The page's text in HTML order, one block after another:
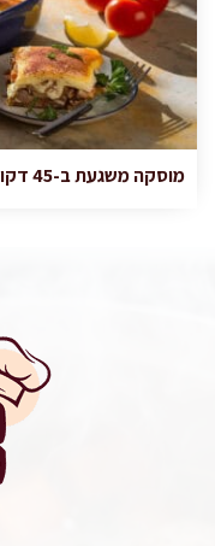
מוסקה משגעת ב-45 דקות, בלי טיגון שמכביד